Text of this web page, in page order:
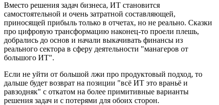
Вместо решения задач бизнеса, ИТ становится
самостоятельной и очень затратной составляющей,
приносящей прибыль только в отчетах, но не реально. Сказки
про цифровую трансформацию наконец-то проели плешь,
добрались до основ и начали выкачивать финансы из
реального сектора в сферу деятельности "манагеров от
большого ИТ".
Если не уйти от большой лжи про продуктовый подход, то
дальше будет возврат на позиции "всё ИТ это враньё и
равзодняк" с откатом на более примитивные варианты
решения задач и с потерями для обоих сторон.